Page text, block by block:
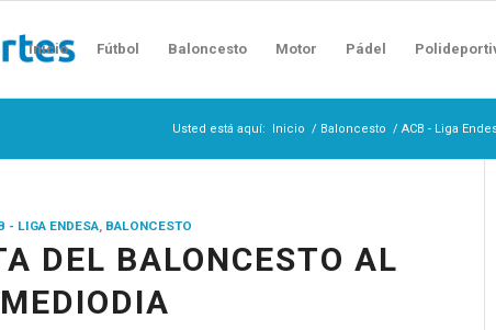
Inicio Fútbol Baloncesto Motor Pádel
Usted está aquí: Inicio / Baloncesto / ACB - Liga
- LIGA ENDESA, BALONCESTO
DEL BALONCESTO AL
MEDIODIA